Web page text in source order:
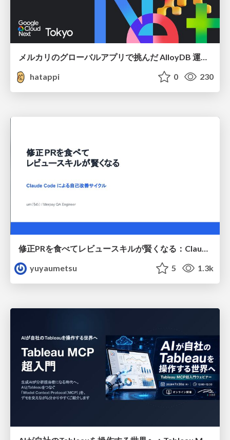
メルカリのグローバルアプリで挑んだ AlloyDB 運用と課題解決の実践記
hatappi
0 230
修正PRを食べてレビュースキルが賢くなる：Claude Codeによる自己改善サイクル
yuyaumetsu
5 1.3k